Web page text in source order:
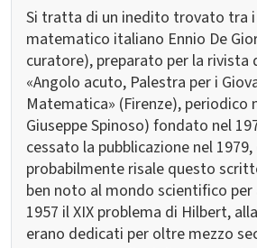
Si tratta di un inedito trovato tra
matematico italiano Ennio De
curatore), preparato per la rivista
«Angolo acuto, Palestra per i
Matematica» (Firenze), periodico
Giuseppe Spinoso) fondato nel
cessato la pubblicazione nel
probabilmente risale questo
ben noto al mondo scientifico
1957 il XIX problema di Hilbert,
erano dedicati per oltre mezzo